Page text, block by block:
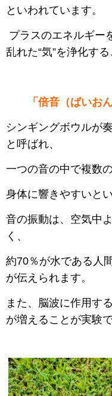
といわれています。
プラスのエネルギー
乱れた“気”を浄化す
「倍音（ばいおん
シンギングボウルが
と呼ばれ、
一つの音の中で複数
身体に響きやすいとい
音の振動は、空気中
く、
約70％が水である人
が伝えられます。
また、脳波に作用す
が増えることが実験